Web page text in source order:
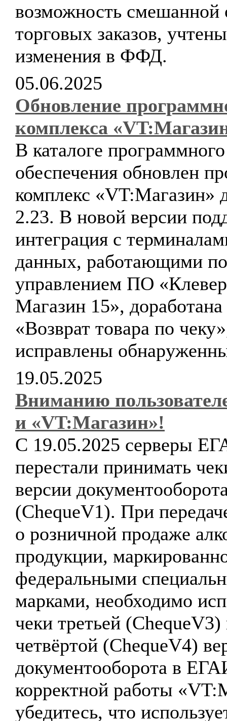
возможность смешанной
торговых заказов,
изменения в ФФД.
05.06.2025
Обновление
комплекса
В каталоге программного
обеспечения обновлен
комплекс «VT:Магазин»
2.23. В новой версии
интеграция с
данных, работающими
управлением ПО
Магазин 15»,
«Возврат товара по
исправлены
19.05.2025
Вниманию
и «VT:Магазин»!
С 19.05.2025 серверы
перестали принимать
версии
(ChequeV1). При
о розничной продаже
продукции,
федеральными
марками, необходимо
чеки третьей
четвёртой (ChequeV4)
документооборота в
корректной работы
убедитесь, что